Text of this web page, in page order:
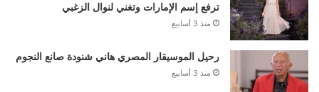
ترفع إسم الإمارات وتغني لنوال الزغبي
منذ 3 أسابيع
رحيل الموسيقار المصري هاني شنودة صانع النجوم
منذ 3 أسابيع